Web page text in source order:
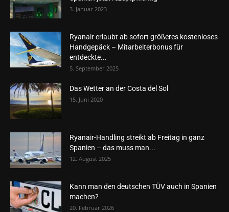
3. Januar 2023
Ryanair erlaubt ab sofort größeres kostenloses
Handgepäck – Mitarbeiterbonus für
entdeckte...
5. September 2025
Das Wetter an der Costa del Sol
15. Juni 2020
Ryanair-Handling streikt ab Freitag in ganz
Spanien – das muss man...
12. August 2025
Kann man den deutschen TÜV auch in Spanien
machen?
20. Februar 2026